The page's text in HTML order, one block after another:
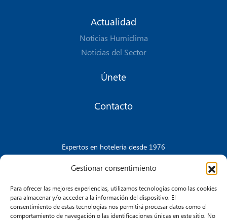
Gestionar consentimiento
Para ofrecer las mejores experiencias, utilizamos tecnologías como las cookies
para almacenar y/o acceder a la información del dispositivo. El
consentimiento de estas tecnologías nos permitirá procesar datos como el
comportamiento de navegación o las identificaciones únicas en este sitio. No
Actualidad
Noticias Humiclima
Noticias del Sector
Únete
Contacto
Expertos en hotelería desde 1976
CONTACTA CON NOSOTROS